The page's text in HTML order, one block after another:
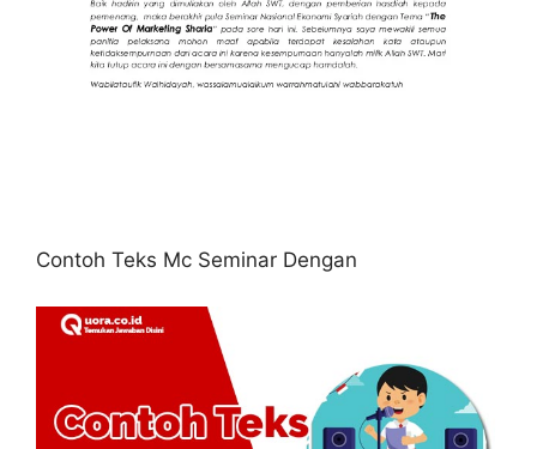
Contoh Teks Mc Seminar Dengan